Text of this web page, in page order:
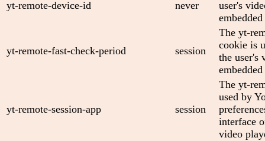
yt-remote-device-id never
user's
yt-remote-fast-check-period session
The yt-
cookie is
the user's
yt-remote-session-app session
The yt-
used by
interface
video